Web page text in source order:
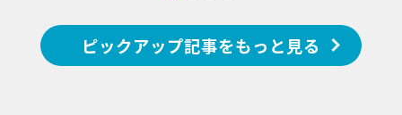
ピックアップ記事をもっと見る